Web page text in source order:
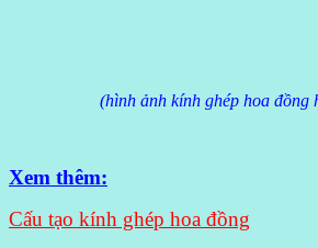
(hình ảnh kính ghép hoa đồng
Xem thêm:
Cấu tạo kính ghép hoa đồng